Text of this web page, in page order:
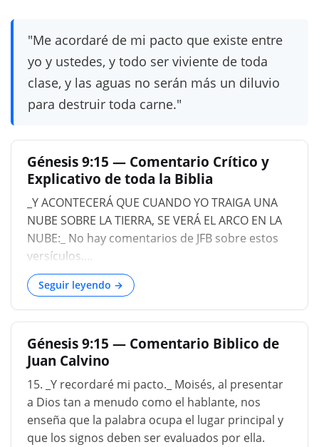
"Me acordaré de mi pacto que existe entre
yo y ustedes, y todo ser viviente de toda
clase, y las aguas no serán más un diluvio
para destruir toda carne."
Génesis 9:15 — Comentario Crítico y
Explicativo de toda la Biblia
_Y ACONTECERÁ QUE CUANDO YO TRAIGA UNA
NUBE SOBRE LA TIERRA, SE VERÁ EL ARCO EN LA
NUBE:_ No hay comentarios de JFB sobre estos
versículos....
Seguir leyendo →
Génesis 9:15 — Comentario Biblico de
Juan Calvino
15. _Y recordaré mi pacto._ Moisés, al presentar
a Dios tan a menudo como el hablante, nos
enseña que la palabra ocupa el lugar principal y
que los signos deben ser evaluados por ella.